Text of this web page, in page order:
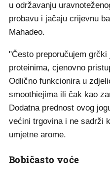
u održavanju
probavu i jačaju crijevnu
Mahadeo.
"Često preporučujem
proteinima, cjenovno
Odlično funkcionira u
smoothiejima ili čak kao
Dodatna prednost ovog
većini trgovina i ne sadrži
umjetne arome.
Bobičasto voće